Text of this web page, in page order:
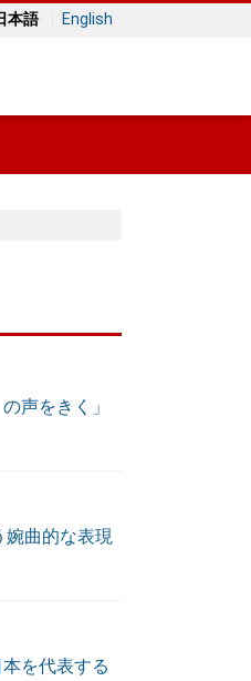
本語 English
声をきく」
曲的な表現
を代表する